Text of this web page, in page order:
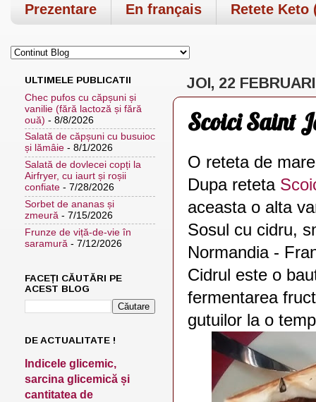
Prezentare
En français Retete Keto
JOI, 22
Scoici Saint
O reteta de
Dupa reteta
aceasta o alta
Sosul cu cidru,
Normandia -
Cidrul este o
fermentarea
gutuilor la o
ULTIMELE PUBLICATII
Chec pufos cu căpșuni și
vanilie (fără lactoză și fără
ouă) - 8/8/2026
Salată de căpșuni cu busuioc
și lămâie - 8/1/2026
Salată de dovlecei copți la
Airfryer, cu iaurt și roșii
confiate - 7/28/2026
Sorbet de ananas și
zmeură - 7/15/2026
Frunze de viță-de-vie în
saramură - 7/12/2026
FACEȚI CĂUTĂRI PE
ACEST BLOG
DE ACTUALITATE !
Indicele glicemic,
sarcina glicemică și
cantitatea de